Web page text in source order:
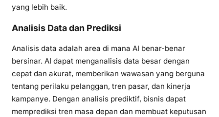
yang lebih baik.
Analisis Data dan Prediksi
Analisis data adalah area di mana AI benar-benar
bersinar. AI dapat menganalisis data besar dengan
cepat dan akurat, memberikan wawasan yang berguna
tentang perilaku pelanggan, tren pasar, dan kinerja
kampanye. Dengan analisis prediktif, bisnis dapat
memprediksi tren masa depan dan membuat keputusan